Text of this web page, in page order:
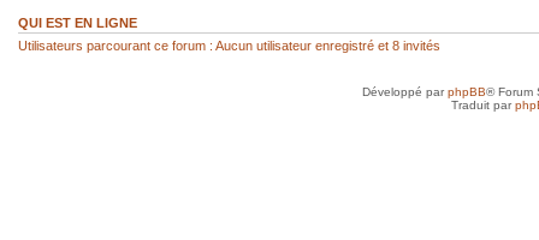
QUI EST EN LIGNE
Utilisateurs parcourant ce forum : Aucun utilisateur enregistré et 8 invités
Développé parphpBB® Forum
Traduit par